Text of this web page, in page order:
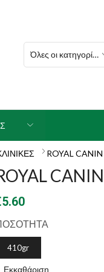
ROYAL
5.60
410gr
Εκκαθάριση